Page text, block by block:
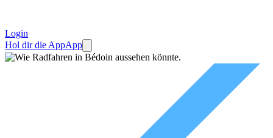
Login
Hol dir die AppApp